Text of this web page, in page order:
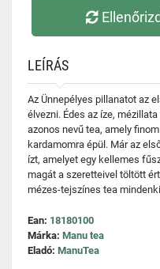
LEÍRÁS
Az Ünnepélyes pillanatot az
élvezni. Édes az íze,
azonos nevű tea, amely
kardamomra épül. Már az
ízt, amelyet egy kellemes
magát a szeretteivel töltött
mézes-tejszínes tea
Ean: 18180100
Márka: Manu tea
Eladó: ManuTea